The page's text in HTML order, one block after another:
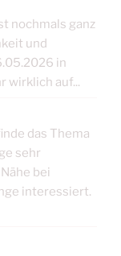
nochmals ganz
und
in
wirklich auf...
das Thema
sehr
bei
interessiert.